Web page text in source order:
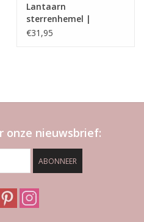
Lantaarn
sterrenhemel |
Porselein | S | Räder
€31,95
onze nieuwsbrief:
ABONNEER